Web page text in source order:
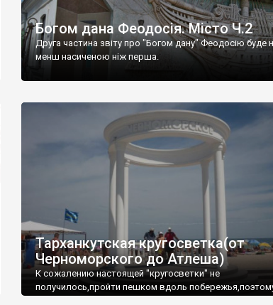
Богом дана Феодосія. Місто Ч.2
Друга частина звіту про "Богом дану" Феодосію буде
менш насиченою ніж перша.
Тарханкутская кругосветка(от
Черноморского до Атлеша)
К сожалению настоящей "кругосветки" не
получилось,пройти пешком вдоль